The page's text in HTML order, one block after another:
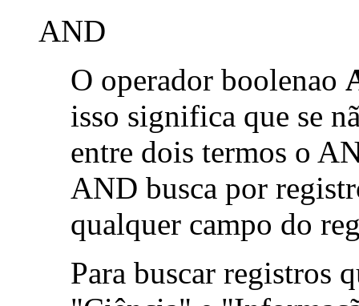
AND
O operador boolenao
isso significa que se
entre dois termos o
AND busca por
qualquer campo do
Para buscar registros